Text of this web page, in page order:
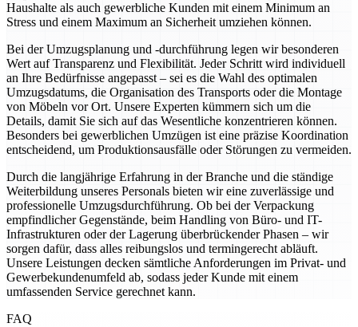
Haushalte als auch gewerbliche Kunden mit einem Minimum an
Stress und einem Maximum an Sicherheit umziehen können.
Bei der Umzugsplanung und -durchführung legen wir besonderen
Wert auf Transparenz und Flexibilität. Jeder Schritt wird individuell
an Ihre Bedürfnisse angepasst – sei es die Wahl des optimalen
Umzugsdatums, die Organisation des Transports oder die Montage
von Möbeln vor Ort. Unsere Experten kümmern sich um die
Details, damit Sie sich auf das Wesentliche konzentrieren können.
Besonders bei gewerblichen Umzügen ist eine präzise Koordination
entscheidend, um Produktionsausfälle oder Störungen zu vermeiden.
Durch die langjährige Erfahrung in der Branche und die ständige
Weiterbildung unseres Personals bieten wir eine zuverlässige und
professionelle Umzugsdurchführung. Ob bei der Verpackung
empfindlicher Gegenstände, beim Handling von Büro- und IT-
Infrastrukturen oder der Lagerung überbrückender Phasen – wir
sorgen dafür, dass alles reibungslos und termingerecht abläuft.
Unsere Leistungen decken sämtliche Anforderungen im Privat- und
Gewerbekundenumfeld ab, sodass jeder Kunde mit einem
umfassenden Service gerechnet kann.
FAQ